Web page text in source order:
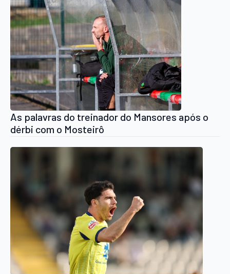
As palavras do treinador do Mansores após o
dérbi com o Mosteirô